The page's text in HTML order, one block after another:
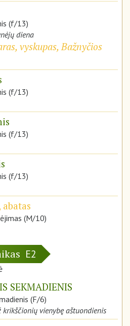
(f/13)
diena
vyskupas, Bažnyčios
(f/13)
(f/13)
(f/13)
abatas
(M/10)
E2
SEKMADIENIS
(F/6)
krikščionių vienybę aštuondienis